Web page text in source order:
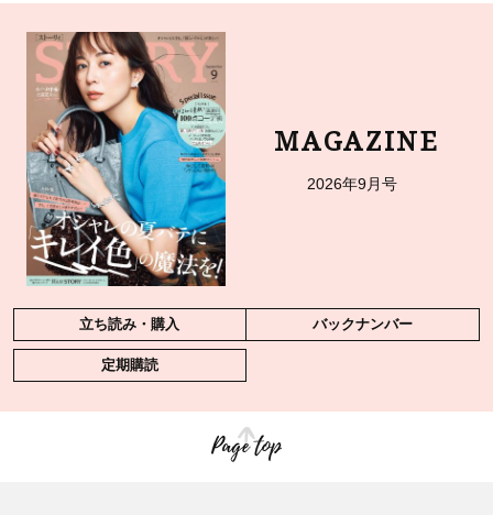
MAGAZINE
2026年9月号
立ち読み・購入 バックナンバー
定期購読
Page top